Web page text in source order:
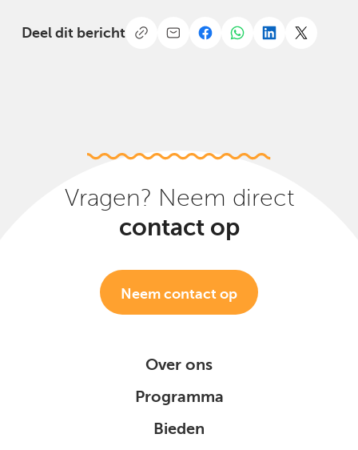
Deel dit bericht
Vragen? Neem direct
contact op
Neem contact op
Over ons
Programma
Bieden